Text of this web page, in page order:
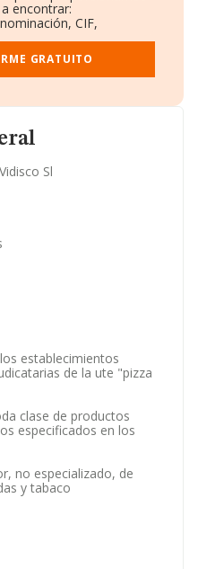
Sl
establecimientos
de la ute "pizza
clase de productos
especificados en los
no especializado, de
y tabaco
encontrar:
CIF,
(BORME).
y Empleados.
y Administradores.
sobre la empresa.
complementaria.
GRATUITO